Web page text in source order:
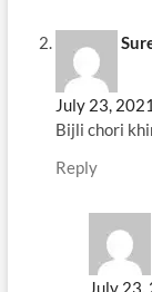
July 23,
Bijli chori
Reply
July 23,